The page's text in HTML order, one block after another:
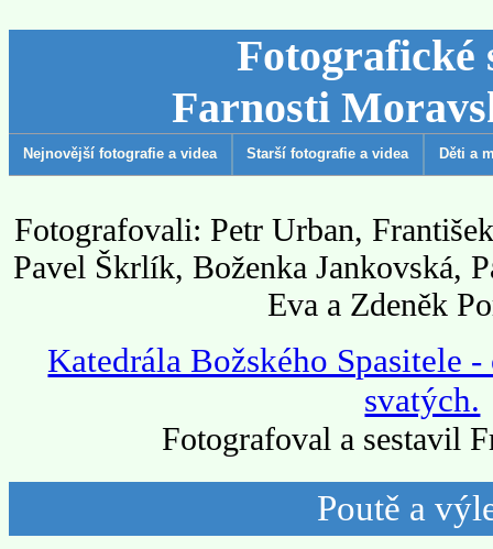
Fotografické
Farnosti
Nejnovější fotografie a videa Starší fotografie a videa Děti a
Fotografovali: Petr Urban,
Pavel Škrlík, Boženka Jankovská,
Eva a Zdeněk
Katedrála Božského Spasitele
svatých.
Fotografoval a sestavil
Poutě a